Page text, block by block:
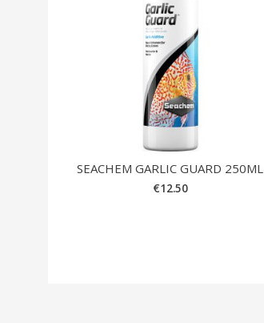
SEACHEM GARLIC GUARD 250ML
€12.50